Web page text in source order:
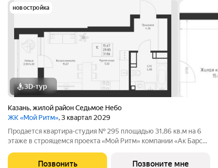
новостройка
3D-тур
Казань,жилой район Седьмое Небо
ЖК «Мой Ритм», 3 квартал 2029
Продается квартира-студия № 295 площадью 31,86 кв.м на 6
этаже в строящемся проекта «Мой Ритм» компании «Ак Барс
стандарт динамичной жизни Казани. Точка притяжения сердца
Позвонить Позвоните мне